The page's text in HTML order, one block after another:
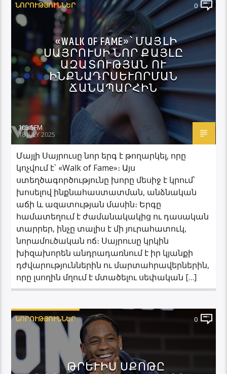
ՆՈՐՈՒԹՅՈՒՆՆԵՐ 0
«WALK OF FAME»՝ ՄԱՅԼԻ
ՍԱՅՐՈՒՍԻ ՆՈՐ ՔԱՅԼԸ
ԱԶԱՏՈՒԹՅԱՆ ՈՒ
ԻՆՔՆԱԴՐՍԵՒՈՐՄԱՆ Ճ
ԱՆԱՊԱՐՀԻՆ
105.5FM
18 JULY 2025
Մայլի Սայրուսը նոր երգ է թողարկել, որը
կոչվում է՝ «Walk of Fame»։ Այս
ստեղծագործությունը խորը մեսիջ է կրում՝
խոսելով ինքնահաստատման, անձնական
աճի և ազատության մասին։ Երգը
համատեղում է ժամանակակից ու դասական
տարրեր, ինչը տալիս է մի յուրահատուկ,
նորամուծական ոճ։ Սայրուսը կրկին
խիզախորեն անդրադառնում է իր կյանքի
դժվարություններին ու մարտահրավերներին,
որը լսողին մղում է մտածելու սեփական […]
ՆՈՐՈՒԹՅՈՒՆՆԵՐ 0
ԹՐԵՒԻՍ ՍՔՈԹԸ Թ